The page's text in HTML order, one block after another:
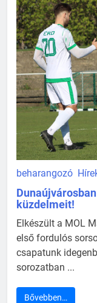
beharangozó
küzdelmeit!
Elkészült a MOL
első fordulós
csapatunk
sorozatban ...
Bővebben…